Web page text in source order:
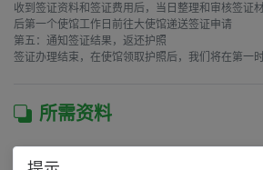
收到签证资料和签证费用后，当日整理和审核签证
后第一个使馆工作日前往大使馆递送签证申请
第五：通知签证结果，返还护照
签证办理结束，在使馆领取护照后，我们将在第一
所需资料
在职人员